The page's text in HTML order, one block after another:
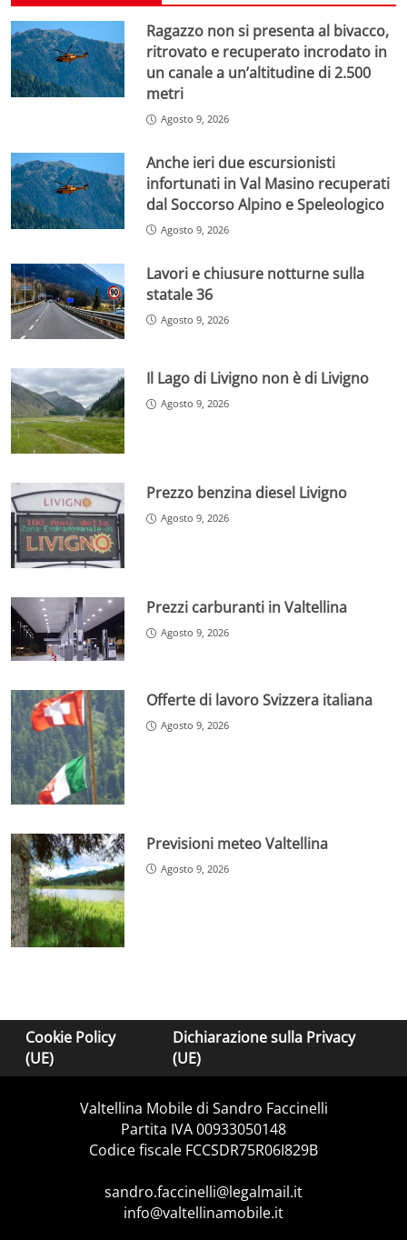
Ragazzo non si presenta al bivacco,
ritrovato e recuperato incrodato in
un canale a un’altitudine di 2.500
metri
Agosto 9, 2026
Anche ieri due escursionisti
infortunati in Val Masino recuperati
dal Soccorso Alpino e Speleologico
Agosto 9, 2026
Lavori e chiusure notturne sulla
statale 36
Agosto 9, 2026
Il Lago di Livigno non è di Livigno
Agosto 9, 2026
Prezzo benzina diesel Livigno
Agosto 9, 2026
Prezzi carburanti in Valtellina
Agosto 9, 2026
Offerte di lavoro Svizzera italiana
Agosto 9, 2026
Previsioni meteo Valtellina
Agosto 9, 2026
Cookie Policy
(UE)
Dichiarazione sulla Privacy
(UE)
Valtellina Mobile di Sandro Faccinelli
Partita IVA 00933050148
Codice fiscale FCCSDR75R06I829B
sandro.faccinelli@legalmail.it
info@valtellinamobile.it